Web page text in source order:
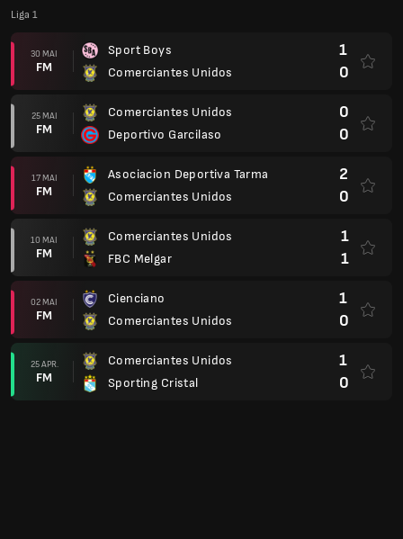
Liga 1
30 MAI
FM
Sport Boys
Comerciantes Unidos
1
0
25 MAI
FM
Comerciantes Unidos
Deportivo Garcilaso
0
0
17 MAI
FM
Asociacion Deportiva Tarma
Comerciantes Unidos
2
0
10 MAI
FM
Comerciantes Unidos
FBC Melgar
1
1
02 MAI
FM
Cienciano
Comerciantes Unidos
1
0
25 APR.
FM
Comerciantes Unidos
Sporting Cristal
1
0